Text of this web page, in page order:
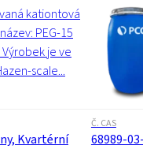
kationtová
PEG-15
je ve
scale...
Kvartérní
Č. CAS
68989-